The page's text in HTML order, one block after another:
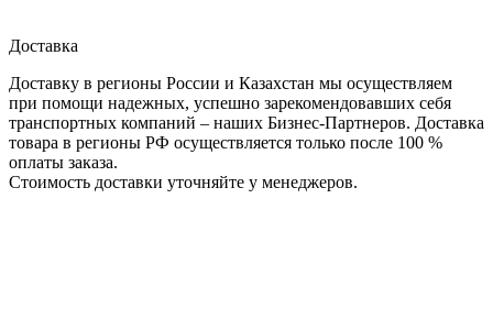
Доставка
Доставку в регионы России и Казахстан мы осуществляем
при помощи надежных, успешно зарекомендовавших себя
транспортных компаний – наших Бизнес-Партнеров. Доставка
товара в регионы РФ осуществляется только после 100 %
оплаты заказа.
Стоимость доставки уточняйте у менеджеров.